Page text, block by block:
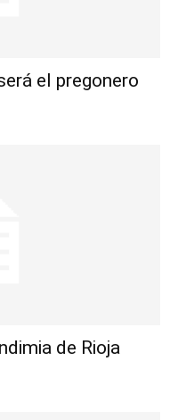
el pregonero
de Rioja